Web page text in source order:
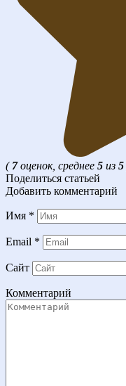
( 7оценок, среднее 5 из 5
Поделиться статьей
Добавить комментарий
Имя *
Email *
Сайт
Комментарий